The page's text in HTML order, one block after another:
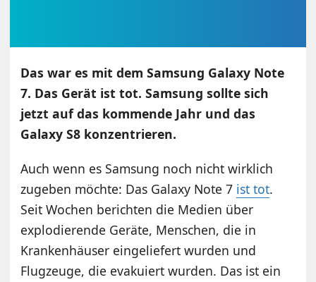
Das war es mit dem Samsung Galaxy Note
7. Das Gerät ist tot. Samsung sollte sich
jetzt auf das kommende Jahr und das
Galaxy S8 konzentrieren.
Auch wenn es Samsung noch nicht wirklich
zugeben möchte: Das Galaxy Note 7 ist tot.
Seit Wochen berichten die Medien über
explodierende Geräte, Menschen, die in
Krankenhäuser eingeliefert wurden und
Flugzeuge, die evakuiert wurden. Das ist ein